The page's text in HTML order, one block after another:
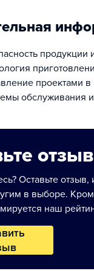
продукции
проектами в
обслуживания
отзыв
Оставьте
в выборе.
наш